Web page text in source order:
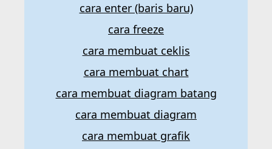
cara enter (baris baru)
cara freeze
cara membuat ceklis
cara membuat chart
cara membuat diagram batang
cara membuat diagram
cara membuat grafik